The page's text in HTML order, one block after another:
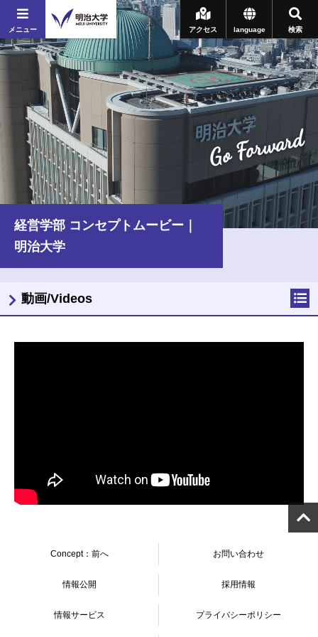
メニュー 検索
language
アクセス
Go Forward
経営学部 コンセプトムービー｜
明治大学
動画/Videos
Concept：前へ お問い合わせ
情報公開 採用情報
情報サービス プライバシーポリシー